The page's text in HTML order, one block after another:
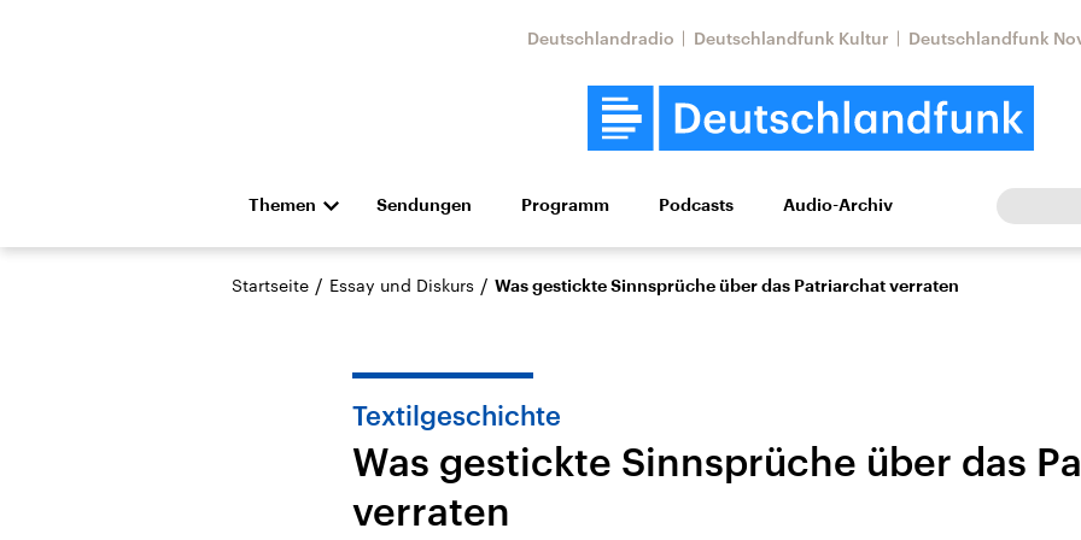
Deutschlandradio Deutschlandfunk Kultur Deutschlandfunk
Themen
Die Nachrichten Politik Wirtschaft Wissen Kultur Europa
Hörspiel und Feature Musik
Aktuelle Beiträge,
Nahostkonflikt
Aktuelle Lage und
Sendungen Programm Podcasts Audio-Archiv
Startseite / Essay und Diskurs / Was gestickte Sinnsprüche über das Patriarchat verraten
Textilgeschichte
Was gestickte Sinnsprüche über das
verraten